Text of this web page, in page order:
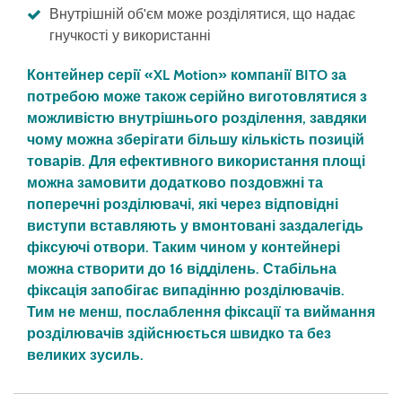
Внутрішній об'єм може розділятися, що надає
гнучкості у використанні
Контейнер серії «XL Motion» компанії BITO за
потребою може також серійно виготовлятися з
можливістю внутрішнього розділення, завдяки
чому можна зберігати більшу кількість позицій
товарів. Для ефективного використання площі
можна замовити додатково поздовжні та
поперечні розділювачі, які через відповідні
виступи вставляють у вмонтовані заздалегідь
фіксуючі отвори. Таким чином у контейнері
можна створити до 16 відділень. Стабільна
фіксація запобігає випадінню розділювачів.
Тим не менш, послаблення фіксації та виймання
розділювачів здійснюється швидко та без
великих зусиль.